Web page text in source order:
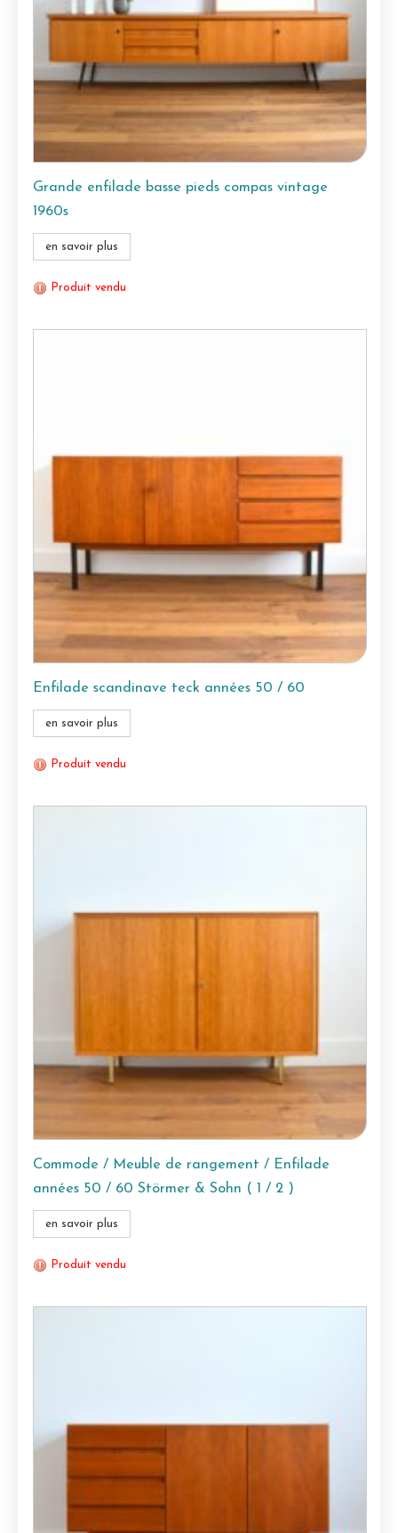
Grande enfilade basse pieds compas vintage
1960s
en savoir plus
Produit vendu
Enfilade scandinave teck années 50 / 60
en savoir plus
Produit vendu
Commode / Meuble de rangement / Enfilade
années 50 / 60 Störmer & Sohn ( 1 / 2 )
en savoir plus
Produit vendu